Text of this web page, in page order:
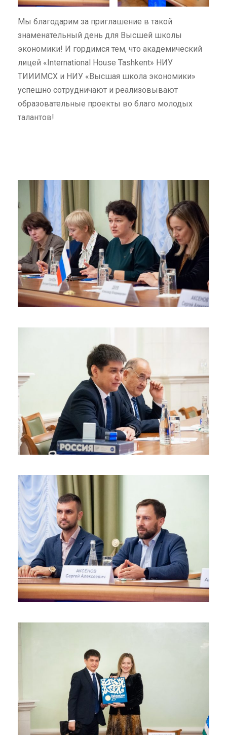
Мы благодарим за приглашение в такой
знаменательный день для Высшей школы
экономики! И гордимся тем, что академический
лицей «International House Tashkent» НИУ
ТИИИМСХ и НИУ «Высшая школа экономики»
успешно сотрудничают и реализовывают
образовательные проекты во благо молодых
талантов!